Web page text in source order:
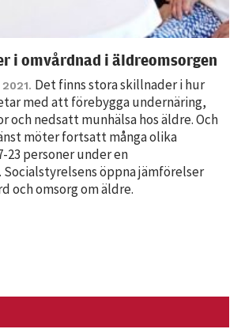
i omvårdnad i äldreomsorgen
Det finns stora skillnader i hur
med att förebygga undernäring,
och nedsatt munhälsa hos äldre. Och
möter fortsatt många olika
23 personer under en
öppna jämförelser
och omsorg om äldre.